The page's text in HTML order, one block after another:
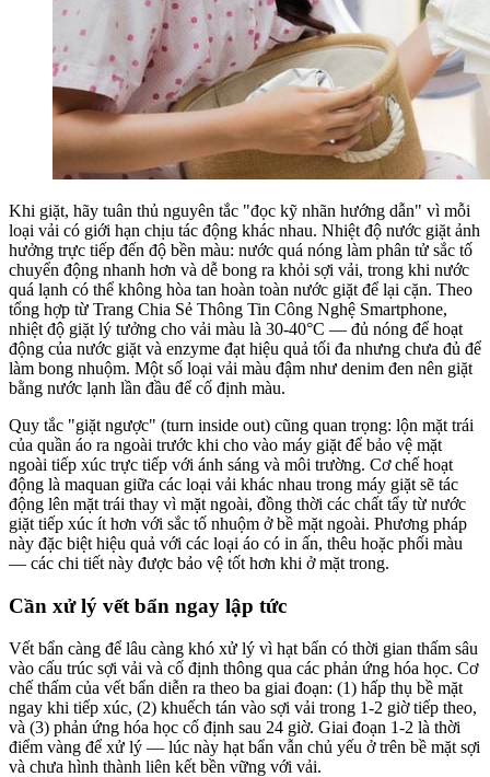
Khi giặt, hãy tuân thủ nguyên tắc "đọc kỹ nhãn hướng dẫn" vì mỗi
loại vải có giới hạn chịu tác động khác nhau. Nhiệt độ nước giặt ảnh
hưởng trực tiếp đến độ bền màu: nước quá nóng làm phân tử sắc tố
chuyển động nhanh hơn và dễ bong ra khỏi sợi vải, trong khi nước
quá lạnh có thể không hòa tan hoàn toàn nước giặt để lại cặn. Theo
tổng hợp từ Trang Chia Sẻ Thông Tin Công Nghệ Smartphone,
nhiệt độ giặt lý tưởng cho vải màu là 30-40°C — đủ nóng để hoạt
động của nước giặt và enzyme đạt hiệu quả tối đa nhưng chưa đủ để
làm bong nhuộm. Một số loại vải màu đậm như denim đen nên giặt
bằng nước lạnh lần đầu để cố định màu.
Quy tắc "giặt ngược" (turn inside out) cũng quan trọng: lộn mặt trái
của quần áo ra ngoài trước khi cho vào máy giặt để bảo vệ mặt
ngoài tiếp xúc trực tiếp với ánh sáng và môi trường. Cơ chế hoạt
động là maquan giữa các loại vải khác nhau trong máy giặt sẽ tác
động lên mặt trái thay vì mặt ngoài, đồng thời các chất tẩy từ nước
giặt tiếp xúc ít hơn với sắc tố nhuộm ở bề mặt ngoài. Phương pháp
này đặc biệt hiệu quả với các loại áo có in ấn, thêu hoặc phối màu
— các chi tiết này được bảo vệ tốt hơn khi ở mặt trong.
Cần xử lý vết bẩn ngay lập tức
Vết bẩn càng để lâu càng khó xử lý vì hạt bẩn có thời gian thấm sâu
vào cấu trúc sợi vải và cố định thông qua các phản ứng hóa học. Cơ
chế thấm của vết bẩn diễn ra theo ba giai đoạn: (1) hấp thụ bề mặt
ngay khi tiếp xúc, (2) khuếch tán vào sợi vải trong 1-2 giờ tiếp theo,
và (3) phản ứng hóa học cố định sau 24 giờ. Giai đoạn 1-2 là thời
điểm vàng để xử lý — lúc này hạt bẩn vẫn chủ yếu ở trên bề mặt sợi
và chưa hình thành liên kết bền vững với vải.